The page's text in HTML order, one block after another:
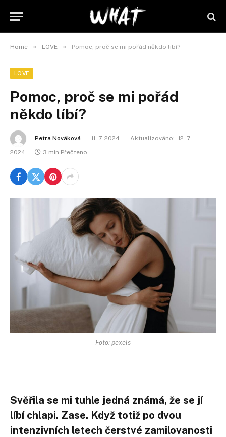
Home » LOVE » Pomoc, proč se mi pořád někdo líbí?
LOVE
Pomoc, proč se mi pořád
někdo líbí?
Petra Nováková 11. 7. 2024 Aktualizováno: 12. 7.
2024
3 min Přečteno
Foto: pexels
Svěřila se mi tuhle jedná známá, že se jí
líbí chlapi. Zase. Když totiž po dvou
intenzivních letech čerstvé zamilovanosti